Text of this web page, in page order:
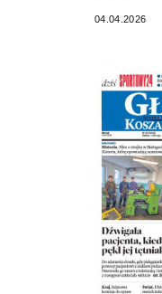
04.04.2026